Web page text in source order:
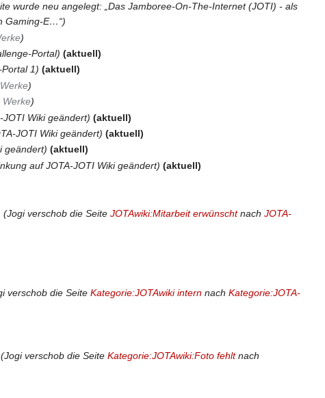
wurde neu angelegt: „Das Jamboree-On-The-Internet (JOTI) - als
Gaming-E…“
Portal
aktuell
1
aktuell
JOTI Wiki geändert
aktuell
JOTI Wiki geändert
aktuell
geändert
aktuell
auf JOTA-JOTI Wiki geändert
aktuell
‎ Jogi verschob die SeiteJOTAwiki:Mitarbeit erwünschtnachJOTA-
verschob die SeiteKategorie:JOTAwiki intern nachKategorie:JOTA-
‎ Jogi verschob die SeiteKategorie:JOTAwiki:Foto fehltnach